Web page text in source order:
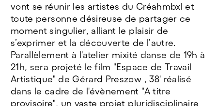
vont se réunir les artistes du Créahmbxl et
toute personne désireuse de partager ce
moment singulier, alliant le plaisir de
s’exprimer et la découverte de l’autre.
Parallèlement à l'atelier mixité danse de 19h à
21h, sera projeté le film "Espace de Travail
Artistique" de Gérard Preszow , 38' réalisé
dans le cadre de l'évènement "A titre
provisoire", un vaste projet pluridisciplinaire